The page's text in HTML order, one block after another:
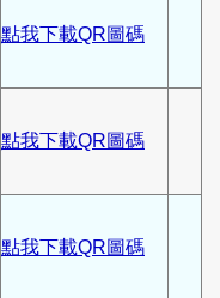
點我下載QR圖碼
點我下載QR圖碼
點我下載QR圖碼